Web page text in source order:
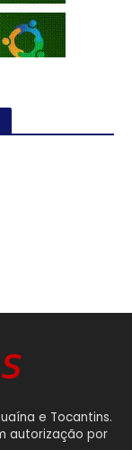
e Tocantins.
autorização por